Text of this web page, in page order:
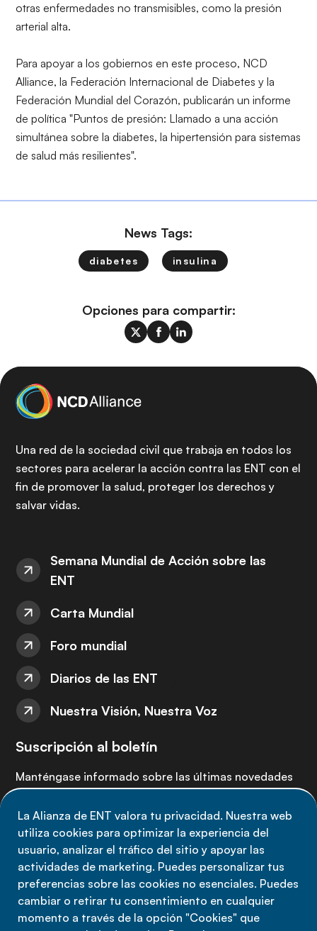
La Alianza de ENT valora tu privacidad. Nuestra web
utiliza cookies para optimizar la experiencia del
usuario, analizar el tráfico del sitio y apoyar las
actividades de marketing. Puedes personalizar tus
preferencias sobre las cookies no esenciales. Puedes
cambiar o retirar tu consentimiento en cualquier
momento a través de la opción "Cookies" que
otras enfermedades no transmisibles, como la presión
arterial alta.
Para apoyar a los gobiernos en este proceso, NCD
Alliance, la Federación Internacional de Diabetes y la
Federación Mundial del Corazón, publicarán un informe
de política "Puntos de presión: Llamado a una acción
simultánea sobre la diabetes, la hipertensión para sistemas
de salud más resilientes".
News Tags:
diabetes insulina
Opciones para compartir:
Una red de la sociedad civil que trabaja en todos los
sectores para acelerar la acción contra las ENT con el
fin de promover la salud, proteger los derechos y
salvar vidas.
Semana Mundial de Acción sobre las
ENT
Carta Mundial
Foro mundial
Diarios de las ENT
Nuestra Visión, Nuestra Voz
Suscripción al boletín
Manténgase informado sobre las últimas novedades
Suscríbete ahora
Política de privacidad